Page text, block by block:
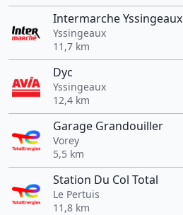
Intermarche Yssingeaux
Yssingeaux
11,7 km
Dyc
Yssingeaux
12,4 km
Garage Grandouiller
Vorey
5,5 km
Station Du Col Total
Le Pertuis
11,8 km